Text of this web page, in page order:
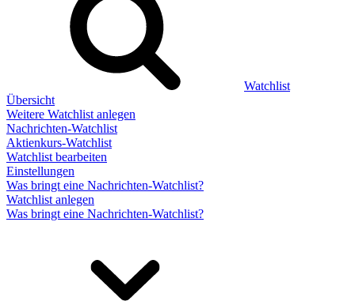
Watchlist
Übersicht
Weitere Watchlist anlegen
Nachrichten-Watchlist
Aktienkurs-Watchlist
Watchlist bearbeiten
Einstellungen
Was bringt eine Nachrichten-Watchlist?
Watchlist anlegen
Was bringt eine Nachrichten-Watchlist?